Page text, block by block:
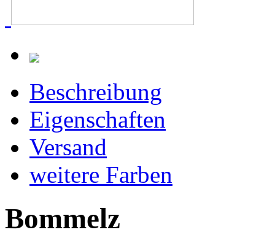
Beschreibung
Eigenschaften
Versand
weitere Farben
Bommelz